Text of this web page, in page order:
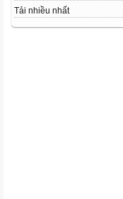
Tải nhiều nhất